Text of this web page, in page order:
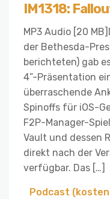
IM1318:
MP3 Audio [20
der Bethesda-
berichteten) gab
4”-Präsentation
überraschende
Spinoffs für iOS-
F2P-Manager-
Vault und dessen
direkt nach der
verfügbar. Das […]
Podcast